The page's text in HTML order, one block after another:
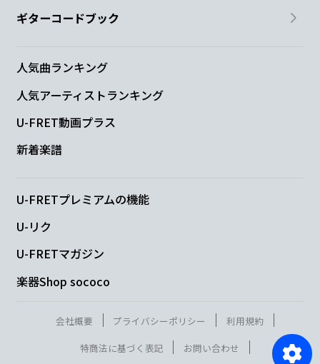
ギターコードブック
人気曲ランキング
人気アーティストランキング
U-FRET動画プラス
新着楽譜
U-FRETプレミアムの機能
U-リク
U-FRETマガジン
楽器Shop sococo
会社概要 プライバシーポリシー
利用規約
特商法に基づく表記
お問い合わせ